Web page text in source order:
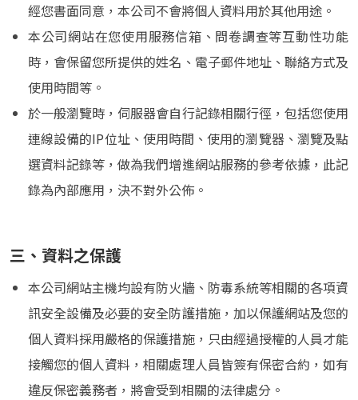
經您書面同意，本公司不會將個人資料用於其他用途。
本公司網站在您使用服務信箱、問卷調查等互動性功能
時，會保留您所提供的姓名、電子郵件地址、聯絡方式及
使用時間等。
於一般瀏覽時，伺服器會自行記錄相關行徑，包括您使用
連線設備的IP位址、使用時間、使用的瀏覽器、瀏覽及點
選資料記錄等，做為我們增進網站服務的參考依據，此記
錄為內部應用，決不對外公佈。
三、資料之保護
本公司網站主機均設有防火牆、防毒系統等相關的各項資
訊安全設備及必要的安全防護措施，加以保護網站及您的
個人資料採用嚴格的保護措施，只由經過授權的人員才能
接觸您的個人資料，相關處理人員皆簽有保密合約，如有
違反保密義務者，將會受到相關的法律處分。